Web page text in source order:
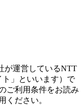
が運営しているNTT
」といいます）で
ご利用条件をお読み
ください。